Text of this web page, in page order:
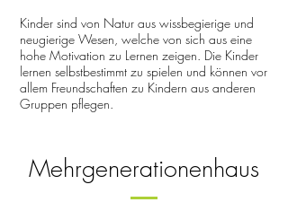
Kinder sind von Natur aus wissbegierige und
neugierige Wesen, welche von sich aus eine
hohe Motivation zu Lernen zeigen. Die Kinder
lernen selbstbestimmt zu spielen und können vor
allem Freundschaften zu Kindern aus anderen
Gruppen pflegen.
Mehrgenerationenhaus